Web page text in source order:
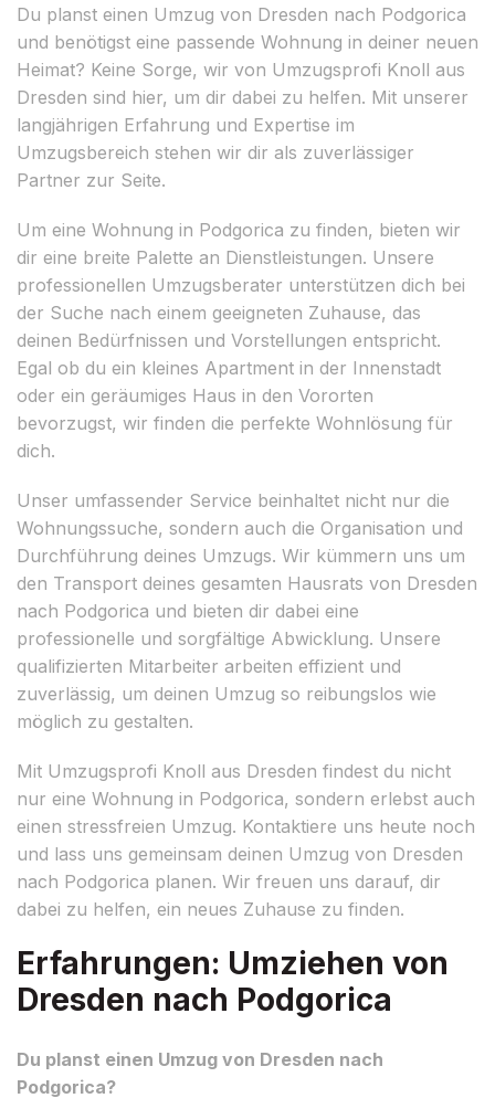
Du planst einen Umzug von Dresden nach Podgorica
und benötigst eine passende Wohnung in deiner neuen
Heimat? Keine Sorge, wir von Umzugsprofi Knoll aus
Dresden sind hier, um dir dabei zu helfen. Mit unserer
langjährigen Erfahrung und Expertise im
Umzugsbereich stehen wir dir als zuverlässiger
Partner zur Seite.
Um eine Wohnung in Podgorica zu finden, bieten wir
dir eine breite Palette an Dienstleistungen. Unsere
professionellen Umzugsberater unterstützen dich bei
der Suche nach einem geeigneten Zuhause, das
deinen Bedürfnissen und Vorstellungen entspricht.
Egal ob du ein kleines Apartment in der Innenstadt
oder ein geräumiges Haus in den Vororten
bevorzugst, wir finden die perfekte Wohnlösung für
dich.
Unser umfassender Service beinhaltet nicht nur die
Wohnungssuche, sondern auch die Organisation und
Durchführung deines Umzugs. Wir kümmern uns um
den Transport deines gesamten Hausrats von Dresden
nach Podgorica und bieten dir dabei eine
professionelle und sorgfältige Abwicklung. Unsere
qualifizierten Mitarbeiter arbeiten effizient und
zuverlässig, um deinen Umzug so reibungslos wie
möglich zu gestalten.
Mit Umzugsprofi Knoll aus Dresden findest du nicht
nur eine Wohnung in Podgorica, sondern erlebst auch
einen stressfreien Umzug. Kontaktiere uns heute noch
und lass uns gemeinsam deinen Umzug von Dresden
nach Podgorica planen. Wir freuen uns darauf, dir
dabei zu helfen, ein neues Zuhause zu finden.
Erfahrungen: Umziehen von
Dresden nach Podgorica
Du planst einen Umzug von Dresden nach
Podgorica?